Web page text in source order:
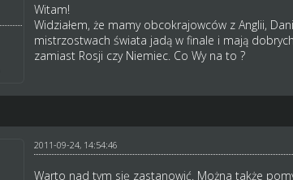
Witam!
Widziałem, że mamy obcokrajowców z Anglii,
mistrzostwach świata jadą w finale i mają
zamiast Rosji czy Niemiec. Co Wy na to ?
2011-09-24, 14:54:46
Warto nad tym się zastanowić. Można także